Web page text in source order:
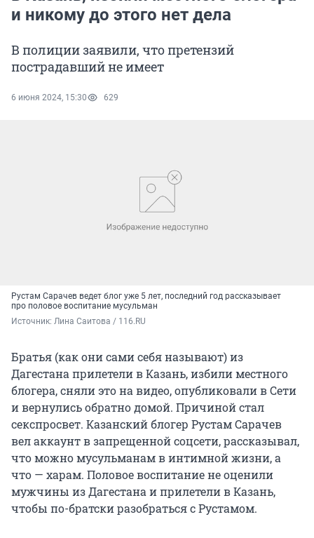
и никому до этого нет дела
В полиции заявили, что претензий
пострадавший не имеет
6 июня 2024, 15:30 629
Рустам Сарачев ведет блог уже 5 лет, последний год рассказывает
про половое воспитание мусульман
Источник: Лина Саитова / 116.RU
Братья (как они сами себя называют) из
Дагестана прилетели в Казань, избили местного
блогера, сняли это на видео, опубликовали в Сети
и вернулись обратно домой. Причиной стал
секспросвет. Казанский блогер Рустам Сарачев
вел аккаунт в запрещенной соцсети, рассказывал,
что можно мусульманам в интимной жизни, а
что — харам. Половое воспитание не оценили
мужчины из Дагестана и прилетели в Казань,
чтобы по-братски разобраться с Рустамом.